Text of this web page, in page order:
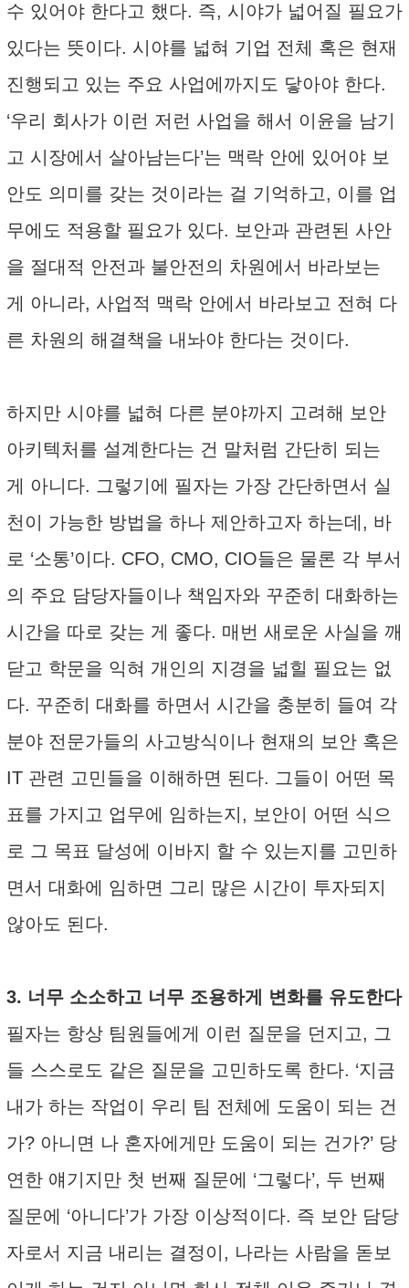
수 있어야 한다고 했다. 즉, 시야가 넓어질 필요가
있다는 뜻이다. 시야를 넓혀 기업 전체 혹은 현재
진행되고 있는 주요 사업에까지도 닿아야 한다.
‘우리 회사가 이런 저런 사업을 해서 이윤을 남기
고 시장에서 살아남는다’는 맥락 안에 있어야 보
안도 의미를 갖는 것이라는 걸 기억하고, 이를 업
무에도 적용할 필요가 있다. 보안과 관련된 사안
을 절대적 안전과 불안전의 차원에서 바라보는
게 아니라, 사업적 맥락 안에서 바라보고 전혀 다
른 차원의 해결책을 내놔야 한다는 것이다.
하지만 시야를 넓혀 다른 분야까지 고려해 보안
아키텍처를 설계한다는 건 말처럼 간단히 되는
게 아니다. 그렇기에 필자는 가장 간단하면서 실
천이 가능한 방법을 하나 제안하고자 하는데, 바
로 ‘소통’이다. CFO, CMO, CIO들은 물론 각 부서
의 주요 담당자들이나 책임자와 꾸준히 대화하는
시간을 따로 갖는 게 좋다. 매번 새로운 사실을 깨
닫고 학문을 익혀 개인의 지경을 넓힐 필요는 없
다. 꾸준히 대화를 하면서 시간을 충분히 들여 각
분야 전문가들의 사고방식이나 현재의 보안 혹은
IT 관련 고민들을 이해하면 된다. 그들이 어떤 목
표를 가지고 업무에 임하는지, 보안이 어떤 식으
로 그 목표 달성에 이바지 할 수 있는지를 고민하
면서 대화에 임하면 그리 많은 시간이 투자되지
않아도 된다.
3. 너무 소소하고 너무 조용하게 변화를 유도한다
필자는 항상 팀원들에게 이런 질문을 던지고, 그
들 스스로도 같은 질문을 고민하도록 한다. ‘지금
내가 하는 작업이 우리 팀 전체에 도움이 되는 건
가? 아니면 나 혼자에게만 도움이 되는 건가?’ 당
연한 얘기지만 첫 번째 질문에 ‘그렇다’, 두 번째
질문에 ‘아니다’가 가장 이상적이다. 즉 보안 담당
자로서 지금 내리는 결정이, 나라는 사람을 돋보